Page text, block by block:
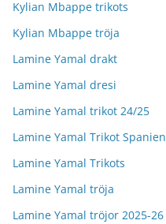
Kylian Mbappe trikots
Kylian Mbappe tröja
Lamine Yamal drakt
Lamine Yamal dresi
Lamine Yamal trikot 24/25
Lamine Yamal Trikot Spanien
Lamine Yamal Trikots
Lamine Yamal tröja
Lamine Yamal tröjor 2025-26